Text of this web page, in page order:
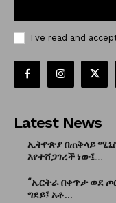
I've read and
Latest News
ኢትዮጵያ በጠቅላይ
እየተሸጋገረች ነው፤...
“ኤርትራ በቀጥታ ወደ
ግደይ፤ አቶ...